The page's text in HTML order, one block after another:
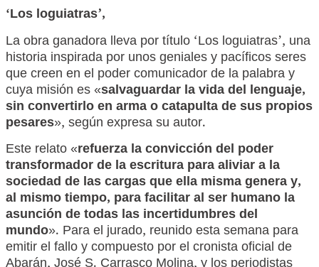
‘Los loguiatras’,
La obra ganadora lleva por título ‘Los loguiatras’, una
historia inspirada por unos geniales y pacíficos seres
que creen en el poder comunicador de la palabra y
cuya misión es «salvaguardar la vida del lenguaje,
sin convertirlo en arma o catapulta de sus propios
pesares», según expresa su autor.
Este relato «refuerza la convicción del poder
transformador de la escritura para aliviar a la
sociedad de las cargas que ella misma genera y,
al mismo tiempo, para facilitar al ser humano la
asunción de todas las incertidumbres del
mundo». Para el jurado, reunido esta semana para
emitir el fallo y compuesto por el cronista oficial de